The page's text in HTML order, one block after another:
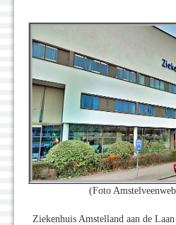
(Foto
Ziekenhuis Amstelland aan de